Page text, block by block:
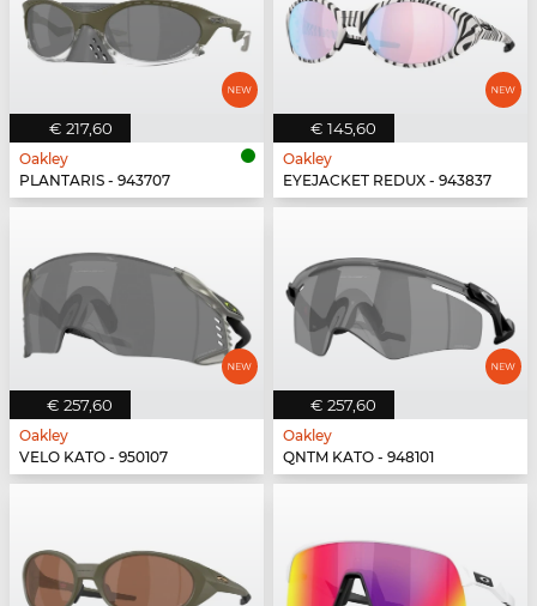
€ 217,60
Oakley
PLANTARIS - 943707
€ 145,60
Oakley
EYEJACKET REDUX - 943837
€ 257,60
Oakley
VELO KATO - 950107
€ 257,60
Oakley
QNTM KATO - 948101